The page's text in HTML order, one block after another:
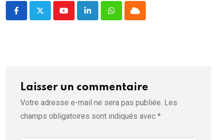
YoutubeLinkedInWhatsappCloud
Laisser un commentaire
Votre adresse e-mail ne sera pas publiée. Les
champs obligatoires sont indiqués avec *